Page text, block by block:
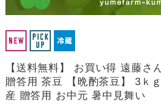
【送料無料】 お買い得 遠藤さ
贈答用 茶豆 【晩酌茶豆】 3ｋ
産 贈答用 お中元 暑中見舞い